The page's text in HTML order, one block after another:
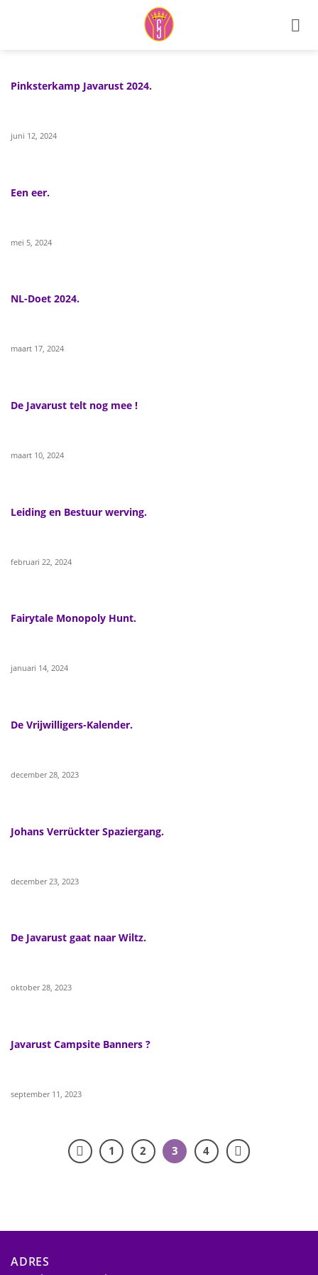
Pinksterkamp Javarust 2024.
juni 12, 2024
Een eer.
mei 5, 2024
NL-Doet 2024.
maart 17, 2024
De Javarust telt nog mee !
maart 10, 2024
Leiding en Bestuur werving.
februari 22, 2024
Fairytale Monopoly Hunt.
januari 14, 2024
De Vrijwilligers-Kalender.
december 28, 2023
Johans Verrückter Spaziergang.
december 23, 2023
De Javarust gaat naar Wiltz.
oktober 28, 2023
Javarust Campsite Banners ?
september 11, 2023
1 2 3 4
ADRES